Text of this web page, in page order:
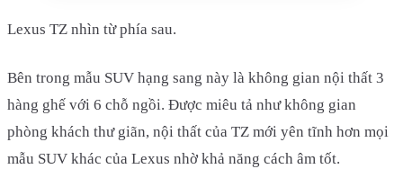
Lexus TZ nhìn từ phía sau.
Bên trong mẫu SUV hạng sang này là không gian nội thất 3
hàng ghế với 6 chỗ ngồi. Được miêu tả như không gian
phòng khách thư giãn, nội thất của TZ mới yên tĩnh hơn mọi
mẫu SUV khác của Lexus nhờ khả năng cách âm tốt.